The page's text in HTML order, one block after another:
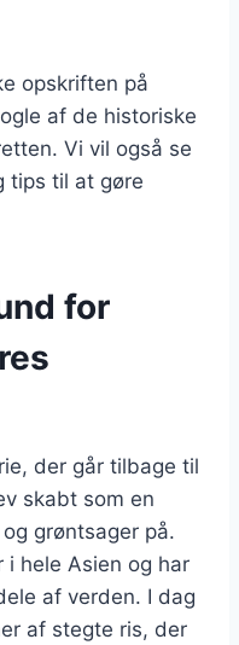
opskriften på
af de historiske
Vi vil også se
tips til at gøre
for
der går tilbage til
skabt som en
grøntsager på.
hele Asien og har
af verden. I dag
af stegte ris, der